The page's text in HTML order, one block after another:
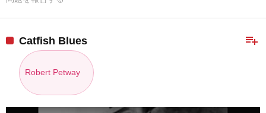
playlist_add
Catfish Blues
Robert Petway